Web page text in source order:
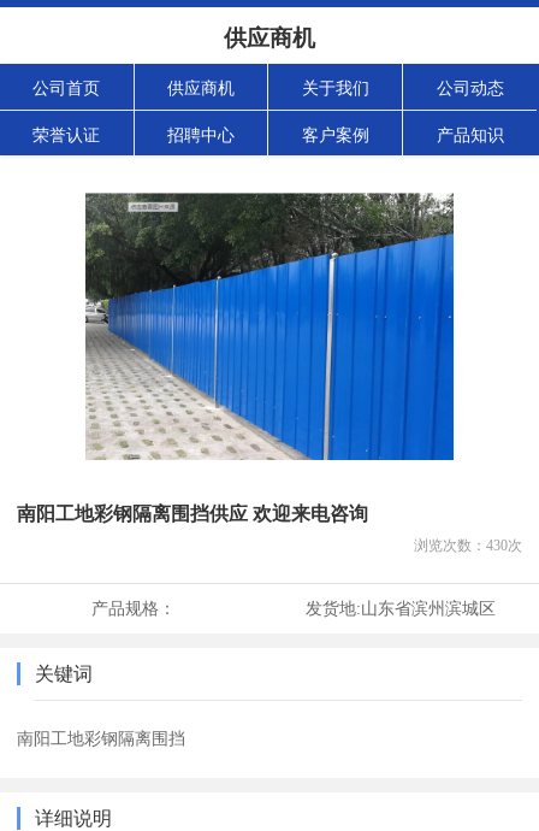
供应商机
公司首页 供应商机 关于我们 公司动态
荣誉认证 招聘中心 客户案例 产品知识
南阳工地彩钢隔离围挡供应 欢迎来电咨询
浏览次数： 430次
产品规格： 发货地:山东省滨州滨城区
关键词
南阳工地彩钢隔离围挡
详细说明